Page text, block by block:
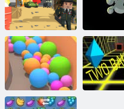
Pisike
ekskavaatorid
Piksli sõdalane